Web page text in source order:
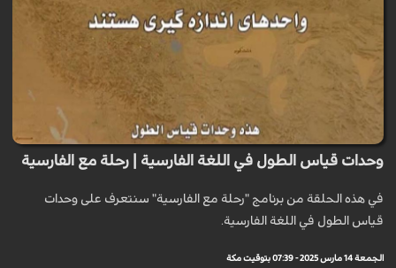
وحدات قياس الطول في اللغة الفارسية | رحلة مع الفارسية
في هذه الحلقة من برنامج "رحلة مع الفارسية" سنتعرف على وحدات
قياس الطول في اللغة الفارسية.
الجمعة 14 مارس 2025 - 07:39 بتوقيت مكة